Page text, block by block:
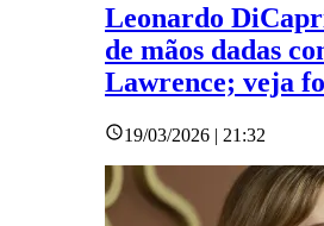
Leonardo
de mãos dadas
Lawrence; veja
19/03/2026 | 21:32